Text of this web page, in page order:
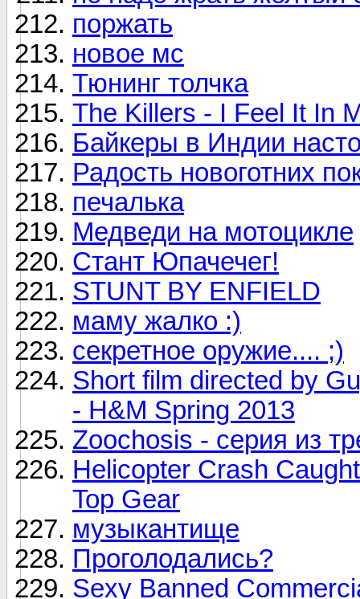
поржать
новое мс
Тюнинг толчка
The Killers - I Feel It In
Байкеры в Индии
Радость новоготних
печалька
Медведи на мотоцикле
Стант Юпачечег!
STUNT BY ENFIELD
маму жалко :)
секретное оружие.... ;)
Short film directed by
- H&M Spring 2013
Zoochosis - серия из
Helicopter Crash
Top Gear
музыкантище
Проголодались?
Sexy Banned